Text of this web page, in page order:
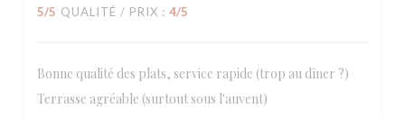
5/5 QUALITÉ / PRIX : 4/5
Bonne qualité des plats, service rapide (trop au dîner ?)
Terrasse agréable (surtout sous l'auvent)